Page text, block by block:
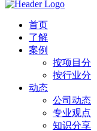
首页
了解
案例
按项目分
按行业分
动态
公司动态
专业观点
知识分享